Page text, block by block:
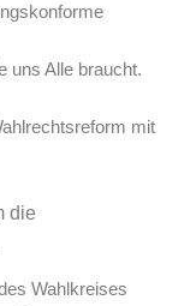
uns Alle braucht.
mit
die
Wahlkreises